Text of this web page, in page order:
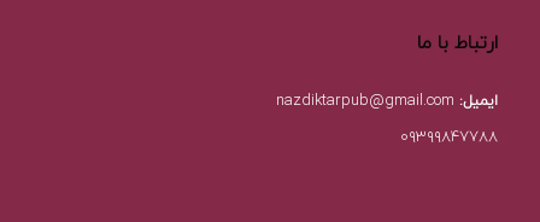
ارتباط با ما
ایمیل: nazdiktarpub@gmail.com
۰۹۳۹۹۸۴۷۷۸۸